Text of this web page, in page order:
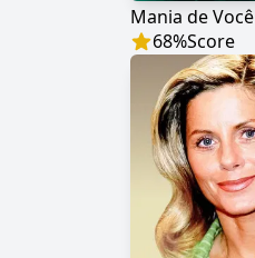
Mania de Você
68%Score